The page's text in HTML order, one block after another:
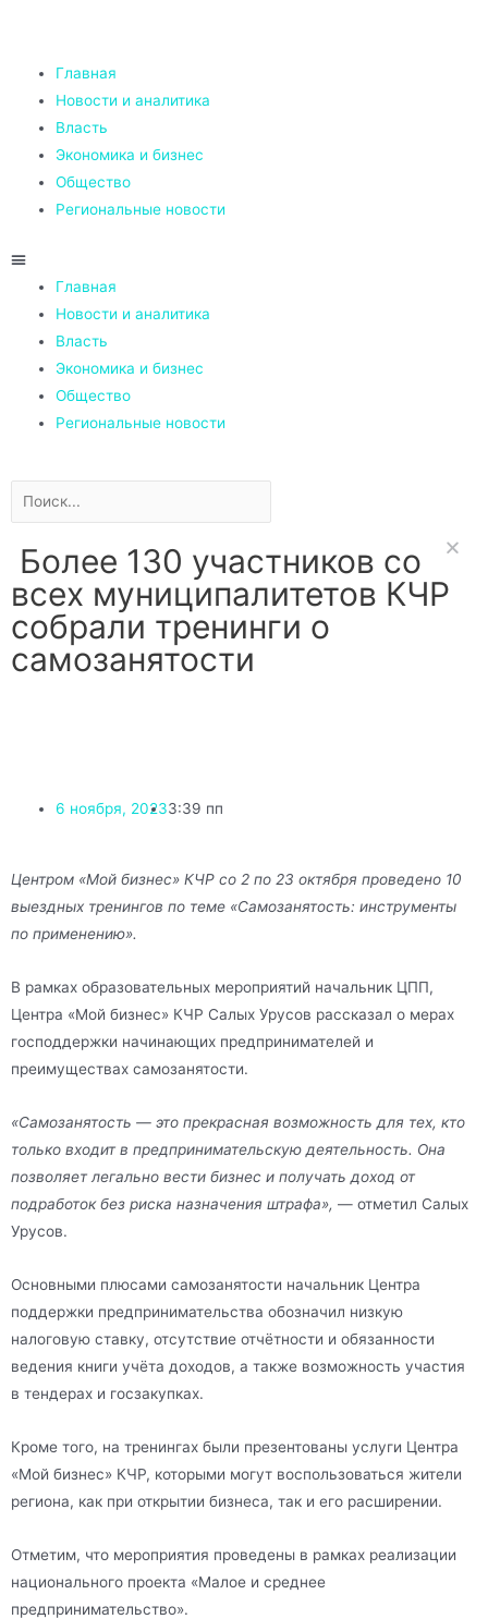
Главная
Новости и аналитика
Власть
Экономика и бизнес
Общество
Региональные новости
Главная
Новости и аналитика
Власть
Экономика и бизнес
Общество
Региональные новости
Более 130 участников со
всех муниципалитетов КЧР
собрали тренинги о
самозанятости
6 ноября, 20233:39 пп
Центром «Мой бизнес» КЧР со 2 по 23 октября проведено 10
выездных тренингов по теме «Самозанятость: инструменты
по применению».
В рамках образовательных мероприятий начальник ЦПП,
Центра «Мой бизнес» КЧР Салых Урусов рассказал о мерах
господдержки начинающих предпринимателей и
преимуществах самозанятости.
«Самозанятость — это прекрасная возможность для тех, кто
только входит в предпринимательскую деятельность. Она
позволяет легально вести бизнес и получать доход от
подработок без риска назначения штрафа», — отметил Салых
Урусов.
Основными плюсами самозанятости начальник Центра
поддержки предпринимательства обозначил низкую
налоговую ставку, отсутствие отчётности и обязанности
ведения книги учёта доходов, а также возможность участия
в тендерах и госзакупках.
Кроме того, на тренингах были презентованы услуги Центра
«Мой бизнес» КЧР, которыми могут воспользоваться жители
региона, как при открытии бизнеса, так и его расширении.
Отметим, что мероприятия проведены в рамках реализации
национального проекта «Малое и среднее
предпринимательство».